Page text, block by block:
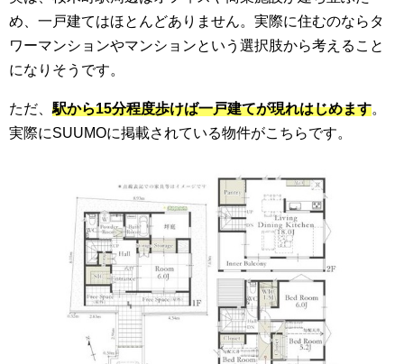
め、一戸建てはほとんどありません。実際に住むのならタ
ワーマンションやマンションという選択肢から考えること
になりそうです。
ただ、駅から15分程度歩けば一戸建てが現れはじめます。
実際にSUUMOに掲載されている物件がこちらです。